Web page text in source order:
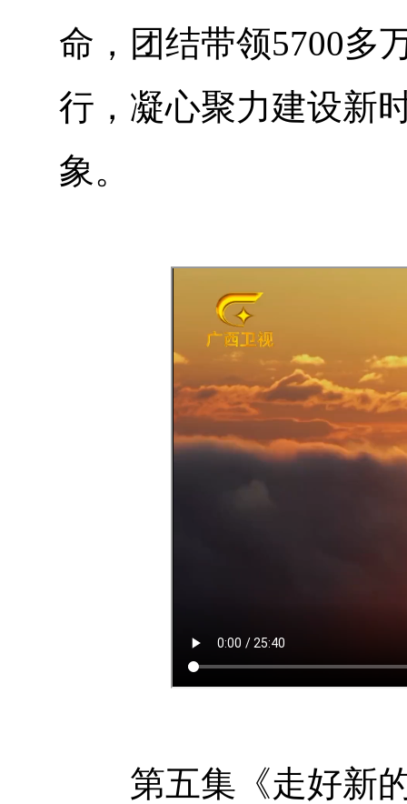
命，团结带领5700多
行，凝心聚力建设新
象。
第五集《走好新